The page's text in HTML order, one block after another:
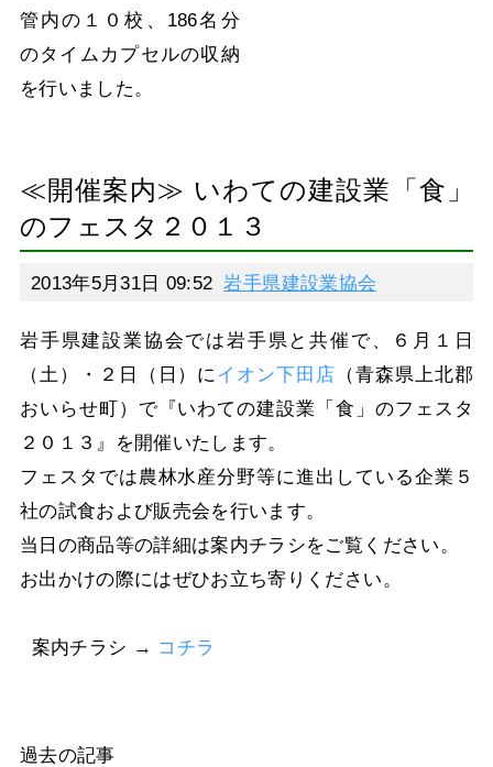
管内の１０校、186名分
のタイムカプセルの収納
を行いました。
≪開催案内≫ いわての建設業「食」
のフェスタ２０１３
2013年5月31日 09:52 岩手県建設業協会
岩手県建設業協会では岩手県と共催で、６月１日
（土）・２日（日）にイオン下田店 （青森県上北郡
おいらせ町）で『いわての建設業「食」のフェスタ
２０１３』を開催いたします。
フェスタでは農林水産分野等に進出している企業５
社の試食および販売会を行います。
当日の商品等の詳細は案内チラシをご覧ください。
お出かけの際にはぜひお立ち寄りください。
案内チラシ → コチラ
過去の記事